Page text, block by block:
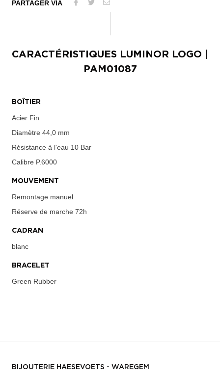
PARTAGER VIA
CARACTÉRISTIQUES LUMINOR LOGO
PAM01087
BOÎTIER
Acier Fin
Diamètre 44,0 mm
Résistance à l'eau 10 Bar
Calibre P.6000
MOUVEMENT
Remontage manuel
Réserve de marche 72h
CADRAN
blanc
BRACELET
Green Rubber
BIJOUTERIE HAESEVOETS - WAREGEM